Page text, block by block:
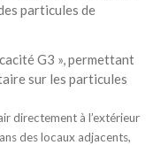
particules de
G3 », permettant
sur les particules
directement à l’extérieur
des locaux adjacents,